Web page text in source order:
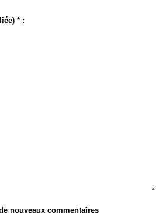
* :
nouveaux commentaires